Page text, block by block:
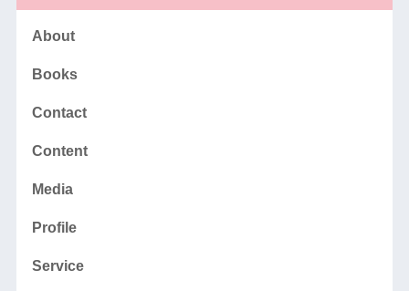
About
Books
Contact
Content
Media
Profile
Service